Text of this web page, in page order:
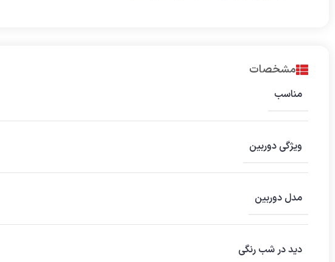
مشخصات
مناسب
ویژگی دوربین
مدل دوربین
دید در شب رنگی